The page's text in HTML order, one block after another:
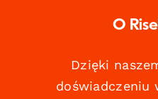
O
Dzięki
doświadczeniu